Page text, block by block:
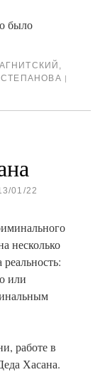
было
,
СТЕПАНОВА |
01/22
несколько
или
работе в
Хасана.